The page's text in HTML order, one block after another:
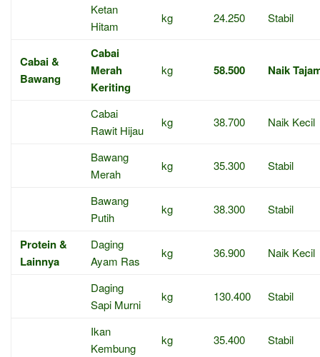
Ketan
Hitam
kg 24.250 Stabil
Cabai &
Bawang
Cabai
Merah
Keriting
kg 58.500 Naik
Cabai
Rawit Hijau
kg 38.700 Naik Kecil
Bawang
Merah
kg 35.300 Stabil
Bawang
Putih
kg 38.300 Stabil
Protein &
Lainnya
Daging
Ayam Ras
kg 36.900 Naik Kecil
Daging
Sapi Murni
kg 130.400 Stabil
Ikan
Kembung
kg 35.400 Stabil